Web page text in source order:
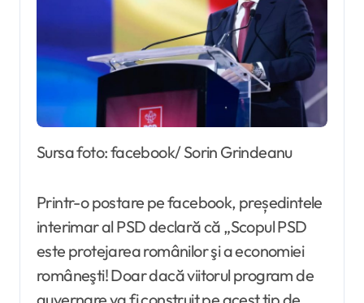
Sursa foto: facebook/ Sorin Grindeanu
Printr-o postare pe facebook, președintele
interimar al PSD declară că „Scopul PSD
este protejarea românilor şi a economiei
româneşti! Doar dacă viitorul program de